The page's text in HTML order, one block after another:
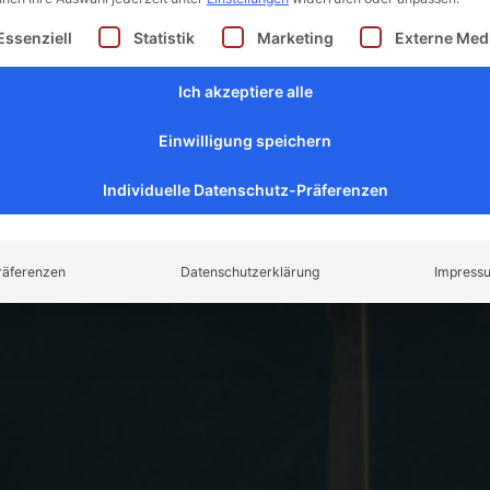
eine Liste der Service-Gruppen, für die eine
Statistik Marketing Externe
Ich akzeptiere alle
Einwilligung speichern
Individuelle Datenschutz-Präferenzen
Datenschutzerklärung